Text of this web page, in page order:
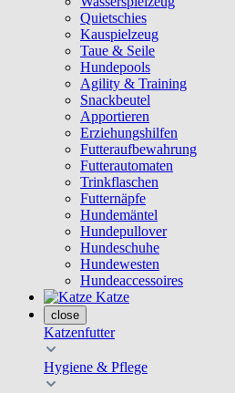
Quietschies
Kauspielzeug
Taue & Seile
Hundepools
Agility & Training
Snackbeutel
Apportieren
Erziehungshilfen
Futteraufbewahrung
Futterautomaten
Trinkflaschen
Futternäpfe
Hundemäntel
Hundepullover
Hundeschuhe
Hundewesten
Hundeaccessoires
Katze
close
Katzenfutter
Hygiene & Pflege